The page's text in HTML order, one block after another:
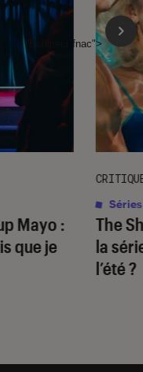
Mayo :
que je
The
la
l’été ?
Séries
l'Éclaireur fnac">